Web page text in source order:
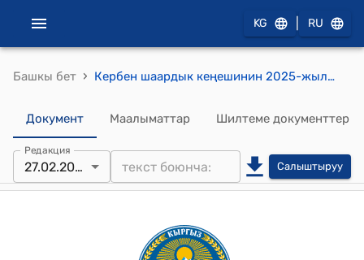
KG RU
Башкы бет › Кербен шаардык кеңешинин 2025-жылынын 27-февралындагы № 4/5 "Кербен шаарын өнүктүрүү үчүн бөлүнө турган 300 000 000 сом, 160 000 000 сом жана 2 000 000 сом акча каражатын иш-чара планына бекитип берүү жөнүндө" токтому
Документ Маалыматтар Шилтеме документтер
Редакция
27.02.2025 Салыштыруу